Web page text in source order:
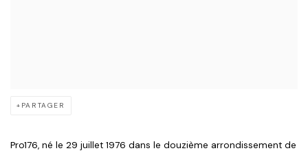
PARTAGER
Pro176, né le 29 juillet 1976 dans le douzième arrondissement de